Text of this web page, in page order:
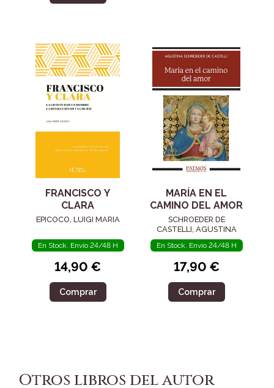
FRANCISCO Y
CLARA
EPICOCO, LUIGI MARIA
En Stock. Envío 24/48 H
14,90 €
Comprar
MARÍA EN EL
CAMINO DEL AMOR
SCHROEDER DE
CASTELLI, AGUSTINA
En Stock. Envío 24/48 H
17,90 €
Comprar
Otros libros del autor